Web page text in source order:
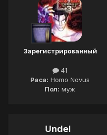
Зарегистрированный
41
Раса: Homo Novus
Пол: муж
Undel